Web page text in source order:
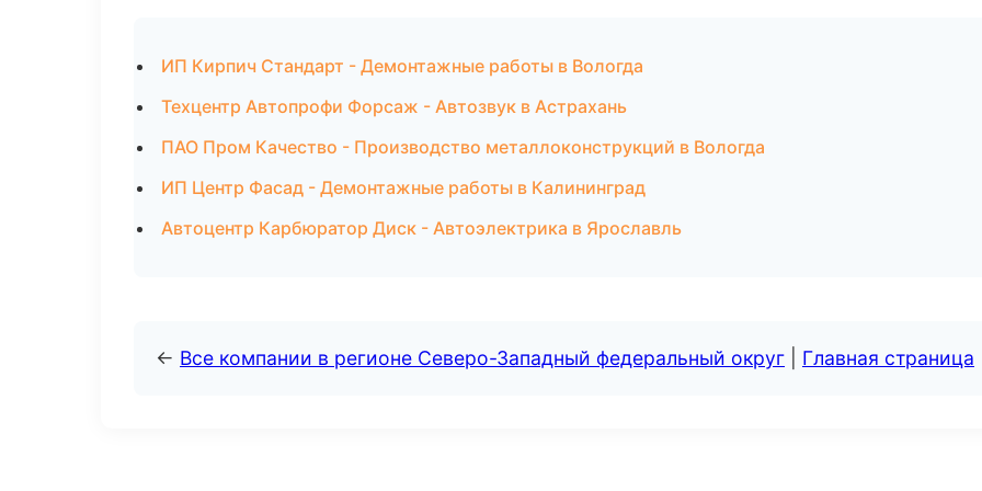
ИП Кирпич Стандарт - Демонтажные работы в Вологда
Техцентр Автопрофи Форсаж - Автозвук в Астрахань
ПАО Пром Качество - Производство металлоконструкций в Вологда
ИП Центр Фасад - Демонтажные работы в Калининград
Автоцентр Карбюратор Диск - Автоэлектрика в Ярославль
← Все компании в регионе Северо-Западный федеральный округ Главная страница